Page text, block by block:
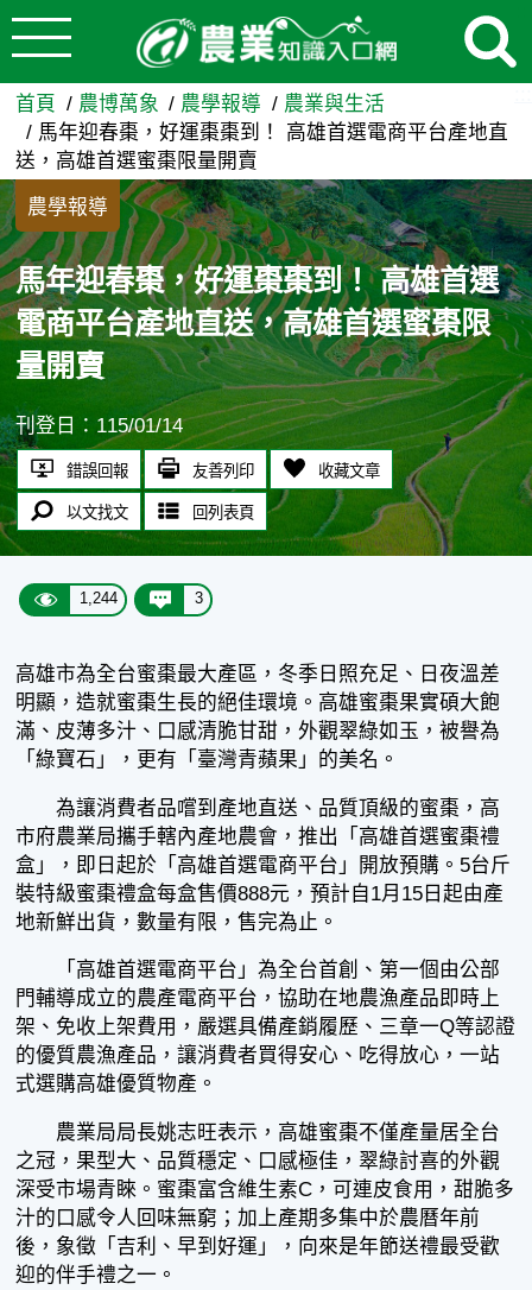
跳到主要內容
馬年迎春棗，好運棗棗到！
首頁 農博萬象 農學報導
農業與生活
馬年迎春棗，好運棗棗到！ 高雄首選電商平台產地直
送，高雄首選蜜棗限量開賣
農學報導
馬年迎春棗，好運棗棗到！ 高雄首選
電商平台產地直送，高雄首選蜜棗限
量開賣
刊登日：115/01/14
錯誤回報 友善列印 收藏文章
以文找文 回列表頁
1,244 3
高雄市為全台蜜棗最大產區，冬季日照充足、日夜溫差
明顯，造就蜜棗生長的絕佳環境。高雄蜜棗果實碩大飽
滿、皮薄多汁、口感清脆甘甜，外觀翠綠如玉，被譽為
「綠寶石」，更有「臺灣青蘋果」的美名。
為讓消費者品嚐到產地直送、品質頂級的蜜棗，高
市府農業局攜手轄內產地農會，推出「高雄首選蜜棗禮
盒」，即日起於「高雄首選電商平台」開放預購。5台斤
裝特級蜜棗禮盒每盒售價888元，預計自1月15日起由產
地新鮮出貨，數量有限，售完為止。
「高雄首選電商平台」為全台首創、第一個由公部
門輔導成立的農產電商平台，協助在地農漁產品即時上
架、免收上架費用，嚴選具備產銷履歷、三章一Q等認證
的優質農漁產品，讓消費者買得安心、吃得放心，一站
式選購高雄優質物產。
農業局局長姚志旺表示，高雄蜜棗不僅產量居全台
之冠，果型大、品質穩定、口感極佳，翠綠討喜的外觀
深受市場青睞。蜜棗富含維生素C，可連皮食用，甜脆多
汁的口感令人回味無窮；加上產期多集中於農曆年前
後，象徵「吉利、早到好運」，向來是年節送禮最受歡
迎的伴手禮之一。